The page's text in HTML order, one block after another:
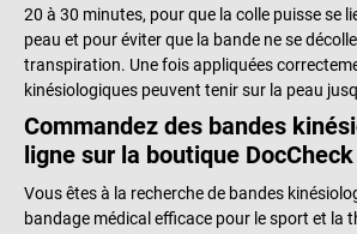
20 à 30 minutes, pour que la colle puisse se
peau et pour éviter que la bande ne se
transpiration. Une fois appliquées
kinésiologiques peuvent tenir sur la peau
Commandez des bandes
ligne sur la boutique DocCheck
Vous êtes à la recherche de bandes
bandage médical efficace pour le sport et la